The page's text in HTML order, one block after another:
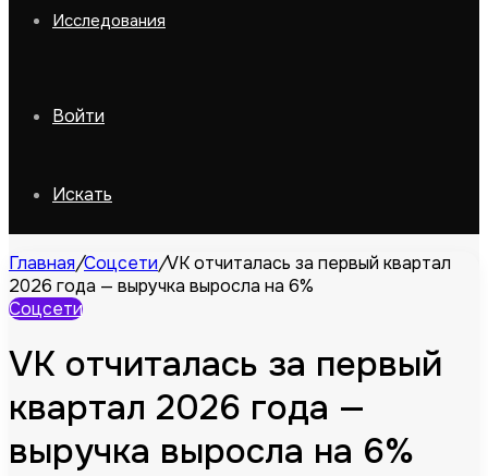
Исследования
Войти
Искать
Главная/Соцсети/VK отчиталась за первый квартал
2026 года — выручка выросла на 6%
Соцсети
VK отчиталась за первый
квартал 2026 года —
выручка выросла на 6%